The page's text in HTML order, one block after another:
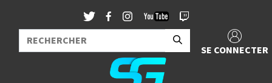
SE CONNECTER